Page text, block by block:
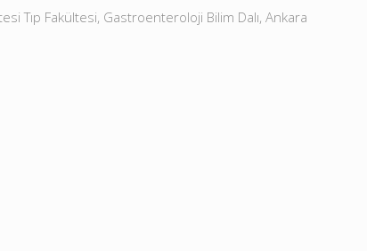
Tıp Fakültesi, Gastroenteroloji Bilim Dalı, Ankara